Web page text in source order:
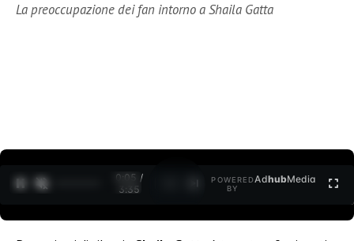
La preoccupazione dei fan intorno a Shaila Gatta
0:06 /
3:35
POWERED
BY
AdhubMedia